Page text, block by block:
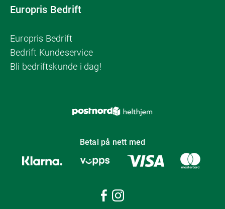
Europris Bedrift
Europris Bedrift
Bedrift Kundeservice
Bli bedriftskunde i dag!
Betal på nett med